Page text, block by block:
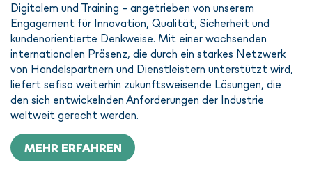
Digitalem und Training – angetrieben von unserem
Engagement für Innovation, Qualität, Sicherheit und
kundenorientierte Denkweise. Mit einer wachsenden
internationalen Präsenz, die durch ein starkes Netzwerk
von Handelspartnern und Dienstleistern unterstützt wird,
liefert sefiso weiterhin zukunftsweisende Lösungen, die
den sich entwickelnden Anforderungen der Industrie
weltweit gerecht werden.
MEHR ERFAHREN